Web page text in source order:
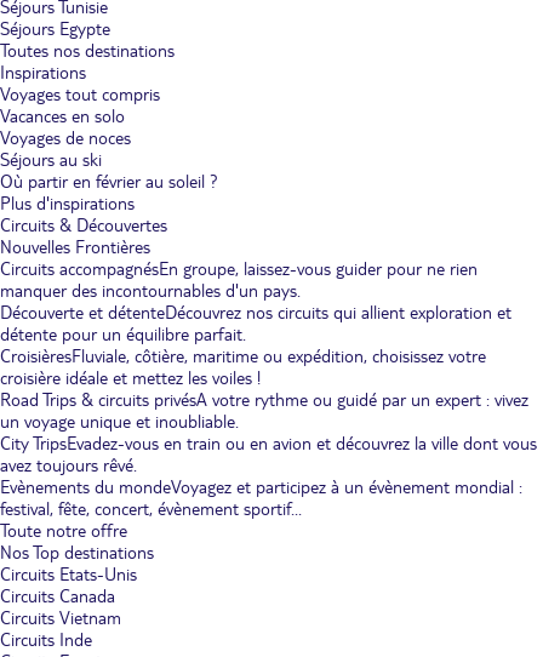
Séjours Tunisie
Séjours Egypte
Toutes nos destinations
Inspirations
Voyages tout compris
Vacances en solo
Voyages de noces
Séjours au ski
Où partir en février au soleil ?
Plus d'inspirations
Circuits & Découvertes
Nouvelles Frontières
Circuits accompagnésEn groupe, laissez-vous guider pour ne rien
manquer des incontournables d'un pays.
Découverte et détenteDécouvrez nos circuits qui allient exploration et
détente pour un équilibre parfait.
CroisièresFluviale, côtière, maritime ou expédition, choisissez votre
croisière idéale et mettez les voiles !
Road Trips & circuits privésA votre rythme ou guidé par un expert : vivez
un voyage unique et inoubliable.
City TripsEvadez-vous en train ou en avion et découvrez la ville dont vous
avez toujours rêvé.
Evènements du mondeVoyagez et participez à un évènement mondial :
festival, fête, concert, évènement sportif...
Toute notre offre
Nos Top destinations
Circuits Etats-Unis
Circuits Canada
Circuits Vietnam
Circuits Inde